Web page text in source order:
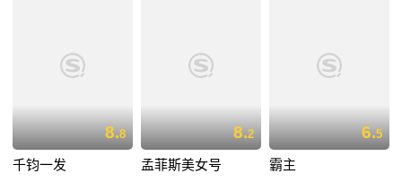
8.8
千钧一发
8.2
孟菲斯美女号
6.5
霸主